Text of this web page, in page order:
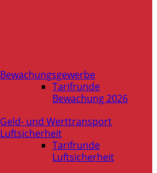
Bewachungsgewerbe
Tarifrunde
Bewachung 2026
Geld- und Werttransport
Luftsicherheit
Tarifrunde
Luftsicherheit